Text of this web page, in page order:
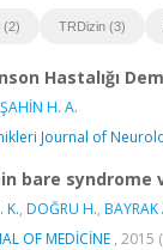
(2) TRDizin (3)
Hastalığı
ŞAHİN H. A.
Journal of
bare
K., DOĞRU H., BAYRAK
OF MEDİCİNE , 2015